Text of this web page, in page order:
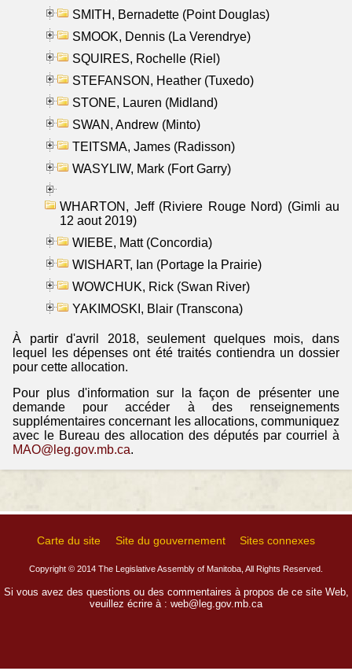
SMITH, Bernadette (Point Douglas)
SMOOK, Dennis (La Verendrye)
SQUIRES, Rochelle (Riel)
STEFANSON, Heather (Tuxedo)
STONE, Lauren (Midland)
SWAN, Andrew (Minto)
TEITSMA, James (Radisson)
WASYLIW, Mark (Fort Garry)
WHARTON, Jeff (Riviere Rouge Nord) (Gimli au
12 aout 2019)
WIEBE, Matt (Concordia)
WISHART, Ian (Portage la Prairie)
WOWCHUK, Rick (Swan River)
YAKIMOSKI, Blair (Transcona)
À partir d'avril 2018, seulement quelques mois, dans
lequel les dépenses ont été traités contiendra un dossier
pour cette allocation.
Pour plus d'information sur la façon de présenter une
demande pour accéder à des renseignements
supplémentaires concernant les allocations, communiquez
avec le Bureau des allocation des députés par courriel à
MAO@leg.gov.mb.ca.
Carte du site Site du gouvernement Sites connexes
Copyright © 2014 The Legislative Assembly of Manitoba, All Rights Reserved.
Si vous avez des questions ou des commentaires à propos de ce site Web,
veuillez écrire à : web@leg.gov.mb.ca